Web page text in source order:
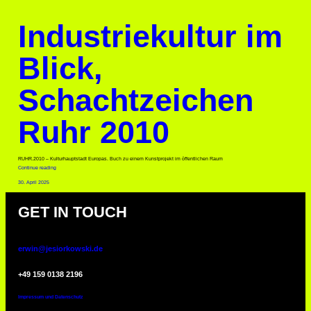
Industriekultur im
Blick,
Schachtzeichen
Ruhr 2010
RUHR.2010 – Kulturhauptstadt Europas. Buch zu einem Kunstprojekt im öffentlichen Raum
Continue reading
30. April 2025
GET IN TOUCH
erwin@jesiorkowski.de
‭+49 159 0138 2196
Impressum und Datenschutz